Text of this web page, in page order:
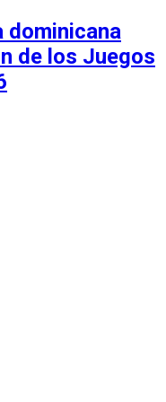
dominicana
de los Juegos